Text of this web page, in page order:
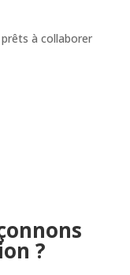
à collaborer
?